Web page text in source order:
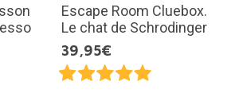
Escape Room Cluebox.
Le chat de Schrodinger
39,95€